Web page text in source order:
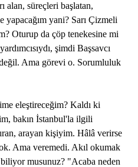
alan, süreçleri başlatan,
yani? Sarı Çizmeli
Oturup da çöp tenekesine mi
şimdi Başsavcı
Ama görevi o. Sorumluluk
eleştireceğim? Kaldı ki
bakın İstanbul'la ilgili
arayan kişiyim. Hâlâ verirse
Ama veremedi. Akıl okumak
musunuz? "Acaba neden